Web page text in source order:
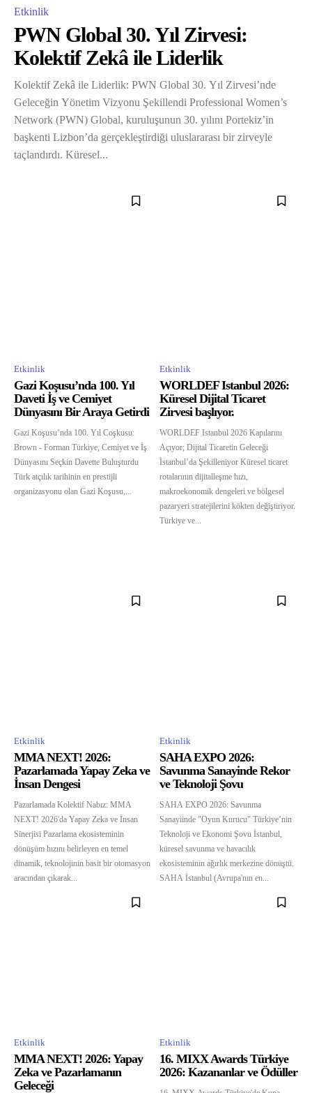
Etkinlik
PWN Global 30. Yıl Zirvesi:
Kolektif Zekâ ile Liderlik
Kolektif Zekâ ile Liderlik: PWN Global 30. Yıl Zirvesi’nde
Geleceğin Yönetim Vizyonu Şekillendi Professional Women’s
Network (PWN) Global, kuruluşunun 30. yılını Portekiz’in
başkenti Lizbon’da gerçekleştirdiği uluslararası bir zirveyle
taçlandırdı. Küresel...
Etkinlik
Gazi Koşusu’nda 100. Yıl
Daveti İş ve Cemiyet
Dünyasını Bir Araya Getirdi
Gazi Koşusu’nda 100. Yıl Coşkusu:
Brown - Forman Türkiye, Cemiyet ve İş
Dünyasını Seçkin Davette Buluşturdu
Türk atçılık tarihinin en prestijli
organizasyonu olan Gazi Koşusu,...
Etkinlik
WORLDEF Istanbul 2026:
Küresel Dijital Ticaret
Zirvesi başlıyor.
WORLDEF Istanbul 2026 Kapılarını
Açıyor; Dijital Ticaretin Geleceği
İstanbul’da Şekilleniyor Küresel ticaret
rotalarının dijitalleşme hızı,
makroekonomik dengeleri ve bölgesel
pazaryeri stratejilerini kökten değiştiriyor.
Türkiye ve...
Etkinlik
MMA NEXT! 2026:
Pazarlamada Yapay Zeka ve
İnsan Dengesi
Pazarlamada Kolektif Nabız: MMA
NEXT! 2026'da Yapay Zeka ve İnsan
Sinerjisi Pazarlama ekosisteminin
dönüşüm hızını belirleyen en temel
dinamik, teknolojinin basit bir otomasyon
aracından çıkarak...
Etkinlik
SAHA EXPO 2026:
Savunma Sanayinde Rekor
ve Teknoloji Şovu
SAHA EXPO 2026: Savunma
Sanayiinde "Oyun Kurucu" Türkiye’nin
Teknoloji ve Ekonomi Şovu İstanbul,
küresel savunma ve havacılık
ekosisteminin ağırlık merkezine dönüştü.
SAHA İstanbul (Avrupa'nın en...
Etkinlik
MMA NEXT! 2026: Yapay
Zeka ve Pazarlamanın
Geleceği
Etkinlik
16. MIXX Awards Türkiye
2026: Kazananlar ve Ödüller